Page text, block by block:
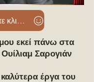
Κάντε κλικ ΕΔΩ Click Here
εκεί πάνω στα
Σαρογιάν
έργα του